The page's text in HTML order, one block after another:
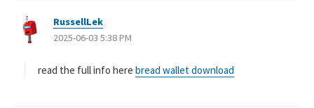
RussellLek
り
2025-06-03 5:38 PM
read the full info here bread wallet download